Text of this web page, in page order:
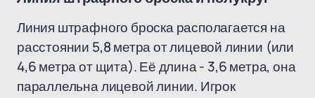
Линия штрафного броска располагается на
расстоянии 5,8 метра от лицевой линии (или
4,6 метра от щита). Её длина - 3,6 метра, она
параллельна лицевой линии. Игрок